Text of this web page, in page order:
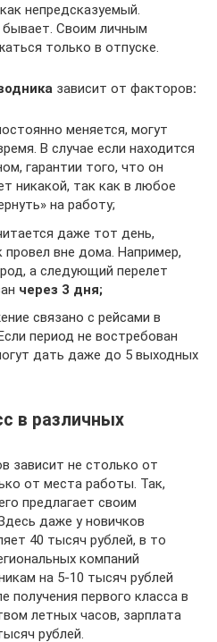
непредсказуемый.
Своим личным
только в отпуске.
зависит от факторов:
меняется, могут
В случае если находится
гарантии того, что он
никакой, так как в любое
на работу;
даже тот день,
вне дома. Например,
а следующий перелет
через 3 дня;
связано с рейсами в
период не востребован
дать даже до 5 выходных
в различных
зависит не столько от
от места работы. Так,
предлагает своим
даже у новичков
40 тысяч рублей, в то
компаний
на 5-10 тысяч рублей
получения первого класса в
летных часов, зарплата
рублей.